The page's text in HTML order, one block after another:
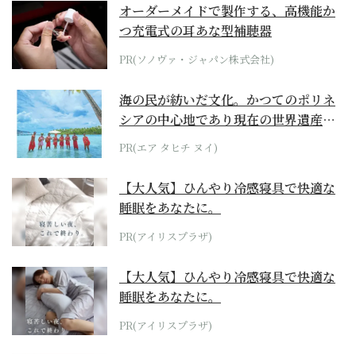
オーダーメイドで製作する、高機能か
つ充電式の耳あな型補聴器
PR(ソノヴァ・ジャパン株式会社)
海の民が紡いだ文化。かつてのポリネ
シアの中心地であり現在の世界遺産か
らみえてくる...
PR(エア タヒチ ヌイ)
【大人気】ひんやり冷感寝具で快適な
睡眠をあなたに。
PR(アイリスプラザ)
【大人気】ひんやり冷感寝具で快適な
睡眠をあなたに。
PR(アイリスプラザ)